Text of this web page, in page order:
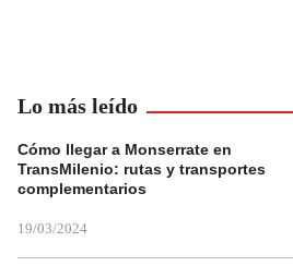
Lo más leído
Cómo llegar a Monserrate en
TransMilenio: rutas y transportes
complementarios
19/03/2024